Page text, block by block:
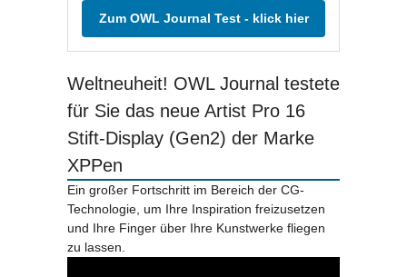
Zum OWL Journal Test - klick hier
Weltneuheit! OWL Journal testete
für Sie das neue Artist Pro 16
Stift-Display (Gen2) der Marke
XPPen
Ein großer Fortschritt im Bereich der CG-
Technologie, um Ihre Inspiration freizusetzen
und Ihre Finger über Ihre Kunstwerke fliegen
zu lassen.